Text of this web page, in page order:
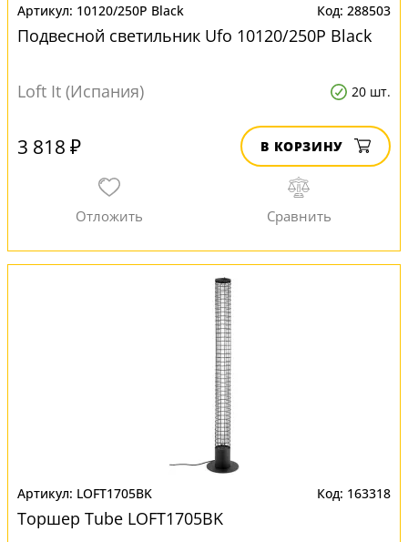
10120/250P Black 288503
Подвесной светильник Ufo 10120/250P Black
Loft It (Испания) 20 шт.
3 818 ₽ В КОРЗИНУ
LOFT1705BK 163318
Торшер Tube LOFT1705BK